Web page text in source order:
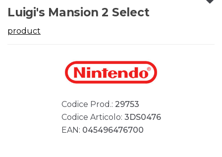
Luigi's Mansion 2 Select
product
Codice Prod.: 29753
Codice Articolo: 3DS0476
EAN: 045496476700